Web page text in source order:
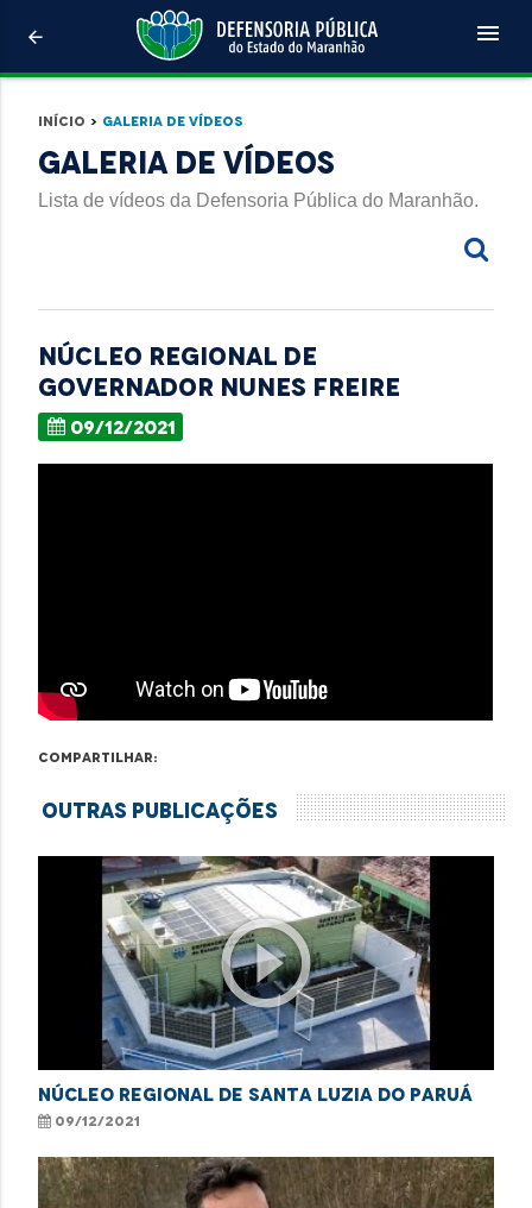
arrow_back menu
Início > Galeria de Vídeos
Galeria de Vídeos
Lista de vídeos da Defensoria Pública do Maranhão.
NÚCLEO REGIONAL DE
GOVERNADOR NUNES FREIRE
09/12/2021
Compartilhar:
Outras Publicações
play_circle_outline
NÚCLEO REGIONAL DE SANTA LUZIA DO PARUÁ
09/12/2021